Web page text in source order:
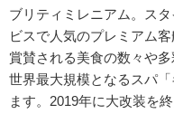
ブリティミレニアム。ス
ビスで人気のプレミアム
賞賛される美食の数々や
世界最大規模となるスパ
ます。2019年に大改装を